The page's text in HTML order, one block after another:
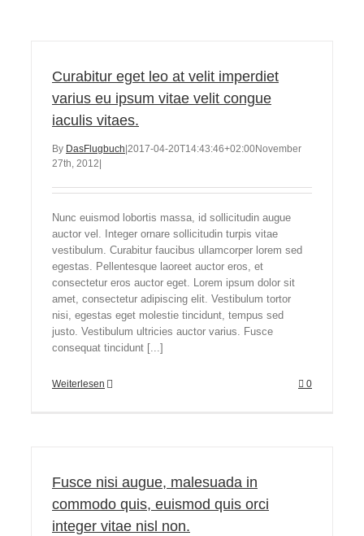
Curabitur eget leo at velit imperdiet
varius eu ipsum vitae velit congue
iaculis vitaes.
By DasFlugbuch 2017-04-20T14:43:46+02:00November
27th, 2012
Nunc euismod lobortis massa, id sollicitudin augue
auctor vel. Integer ornare sollicitudin turpis vitae
vestibulum. Curabitur faucibus ullamcorper lorem sed
egestas. Pellentesque laoreet auctor eros, et
consectetur eros auctor eget. Lorem ipsum dolor sit
amet, consectetur adipiscing elit. Vestibulum tortor
nisi, egestas eget molestie tincidunt, tempus sed
justo. Vestibulum ultricies auctor varius. Fusce
consequat tincidunt [...]
Weiterlesen 0
Fusce nisi augue, malesuada in
commodo quis, euismod quis orci
integer vitae nisl non.